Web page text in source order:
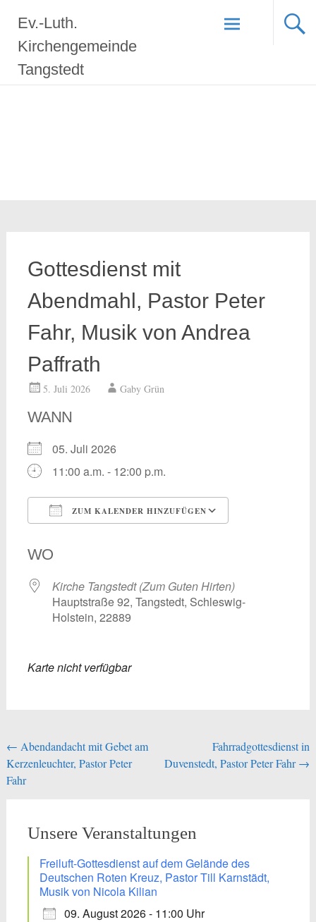
Inhalt
springen
Ev.-Luth.
Kirchengemeinde
Tangstedt
Gottesdienst mit
Abendmahl, Pastor Peter
Fahr, Musik von Andrea
Paffrath
5. Juli 2026 Gaby Grün
WANN
05. Juli 2026
11:00 a.m. - 12:00 p.m.
ZUM KALENDER HINZUFÜGEN
WO
Kirche Tangstedt (Zum Guten Hirten)
Hauptstraße 92, Tangstedt, Schleswig-
Holstein, 22889
Karte nicht verfügbar
Beitragsnavigation
← Abendandacht mit Gebet am
Kerzenleuchter, Pastor Peter
Fahr
Fahrradgottesdienst in
Duvenstedt, Pastor Peter Fahr→
Unsere Veranstaltungen
Freiluft-Gottesdienst auf dem Gelände des
Deutschen Roten Kreuz, Pastor Till Karnstädt,
Musik von Nicola Kilian
09. August 2026 - 11:00 Uhr